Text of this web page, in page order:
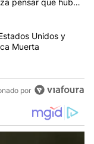
pensar que hubo
que se le
Unidos y
Muerta
por